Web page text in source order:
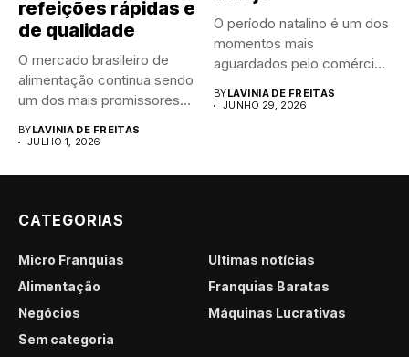
refeições rápidas e
de qualidade
O mercado brasileiro de
alimentação continua sendo
um dos mais promissores
BYLAVINIA DE FREITAS
JULHO 1, 2026
O período natalino é um dos
momentos mais
aguardados pelo comércio
BYLAVINIA DE FREITAS
JUNHO 29, 2026
CATEGORIAS
Micro Franquias
Últimas notícias
Alimentação
Franquias Baratas
Negócios
Máquinas Lucrativas
Sem categoria